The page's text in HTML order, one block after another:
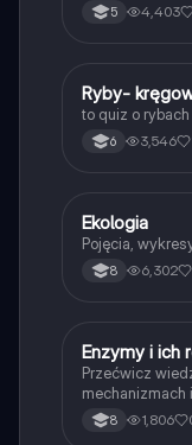
5 4,403
RBiologia
Ryby-
to quiz o
6 3,546
Biologia
Ekologia
Pojęcia,
8 6,302
EBiologia
Enzymy i ich
Przećwicz
mechanizmach
8 1,806